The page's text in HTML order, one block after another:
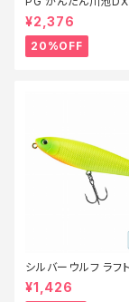
0【特価セット】【20】
¥2,376
20%OFF
シルバーウルフ ラフ
【スタッフ永徳浜名湖
【10】
¥1,426